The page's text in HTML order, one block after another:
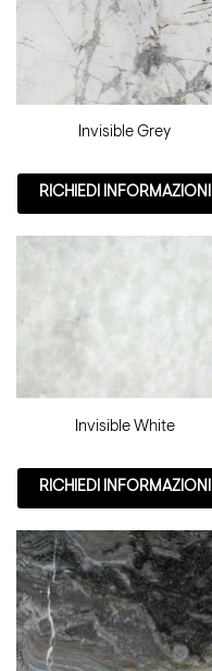
Invisible Grey
RICHIEDI INFORMAZIONI
Invisible White
RICHIEDI INFORMAZIONI